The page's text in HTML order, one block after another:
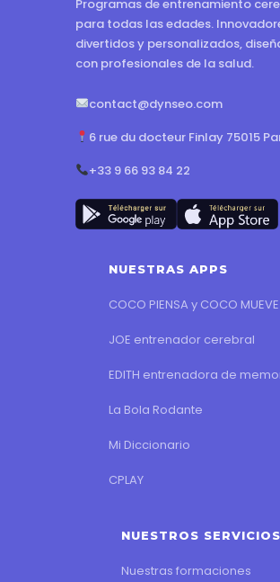
Programas de entrenamiento
para todas las edades.
divertidos y personalizados,
con profesionales de la salud.
contact@dynseo.com
6 rue du docteur Finlay 75015
+33 9 66 93 84 22
NUESTRAS APPS
COCO PIENSA y COCO MUEVE
JOE entrenador cerebral
EDITH entrenadora de
La Bola Rodante
Mi Diccionario
CPLAY
NUESTROS SERVICIOS
Nuestras formaciones